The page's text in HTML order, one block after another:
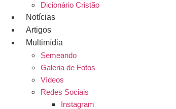
Dicionário Cristão
Notícias
Artigos
Multimídia
Semeando
Galeria de Fotos
Vídeos
Redes Sociais
Instagram